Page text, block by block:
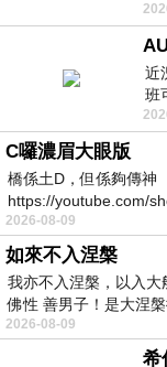
瘤
近
班
定
C囉濃眉大眼版
橋係土D，但係夠傳神
https://youtube.com/
2026-08-09
如來不入涅槃
我亦不入涅槃，以入
佛性 善男子！是大涅
2026-08-09
希